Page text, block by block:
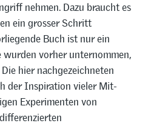
nehmen. Dazu braucht es
ein grosser Schritt
Buch ist nur ein
vorher unternommen,
hier nachgezeichneten
der Inspiration vieler Mit-
Experimenten von